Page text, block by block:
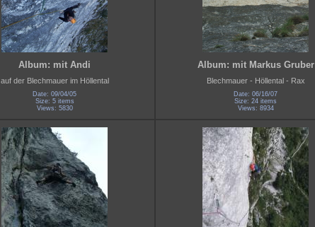
Album: mit Andi
auf der Blechmauer im Höllental
Date: 09/04/05
Size: 5 items
Views: 5830
Album: mit Markus Gruber
Blechmauer - Höllental - Rax
Date: 06/16/07
Size: 24 items
Views: 8934